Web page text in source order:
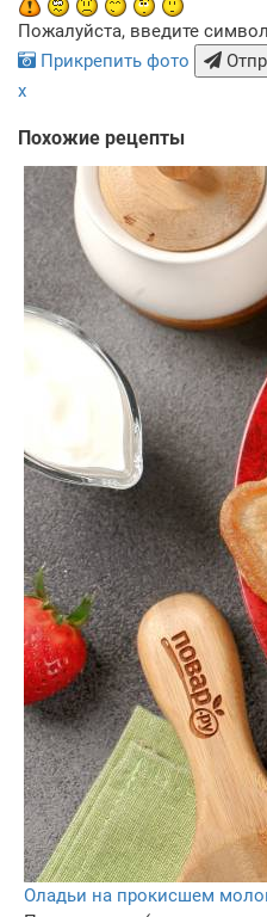
Пожалуйста, введите
Прикрепить фото
x
Похожие рецепты
Оладьи на прокисшем